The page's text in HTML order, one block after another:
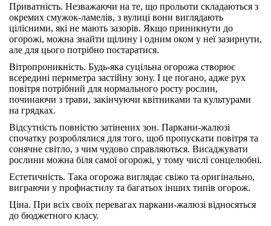
Приватність. Незважаючи на те, що прольоти складаються з
окремих смужок-ламелів, з вулиці вони виглядають
цілісними, які не мають зазорів. Якщо приникнути до
огорожі, можна знайти щілину і одним оком у неї зазирнути,
але для цього потрібно постаратися.
Вітропроникність. Будь-яка суцільна огорожа створює
всередині периметра застійну зону. І це погано, адже рух
повітря потрібний для нормального росту рослин,
починаючи з трави, закінчуючи квітниками та культурами
на грядках.
Відсутність повністю затінених зон. Паркани-жалюзі
спочатку розроблялися для того, щоб пропускати повітря та
сонячне світло, з чим чудово справляються. Висаджувати
рослини можна біля самої огорожі, у тому числі сонцелюбні.
Естетичність. Така огорожа виглядає свіжо та оригінально,
виграючи у профнастилу та багатьох інших типів огорож.
Ціна. При всіх своїх перевагах паркани-жалюзі відносяться
до бюджетного класу.